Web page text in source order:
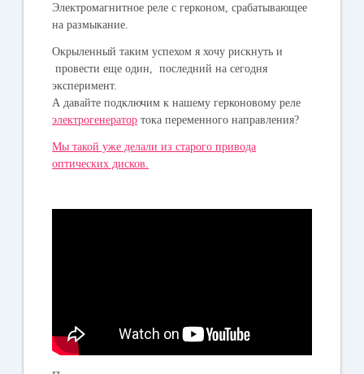
Электромагнитное реле с герконом, срабатывающее
на размыкание.
Окрыленный таким успехом я хочу рискнуть и
провести еще один, последний на сегодня
эксперимент.
А давайте подключим к нашему герконовому реле
электрогенератор тока переменного направления?
Мы такой уже делали из старого привода
оптических дисков.